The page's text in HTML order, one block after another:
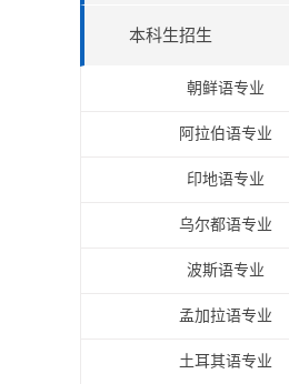
本科生招生
朝鲜语专业
阿拉伯语专业
印地语专业
乌尔都语专业
波斯语专业
孟加拉语专业
土耳其语专业